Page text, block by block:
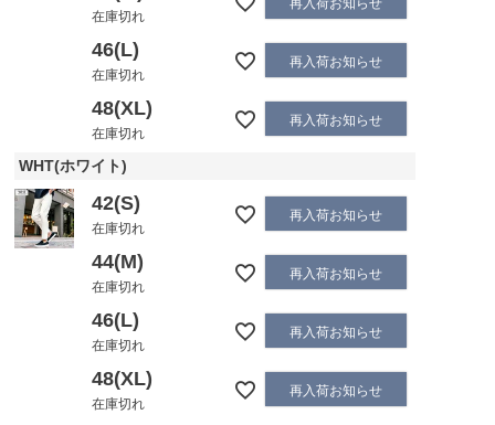
在庫切れ
再入荷お知らせ
46(L)
在庫切れ
再入荷お知らせ
48(XL)
在庫切れ
再入荷お知らせ
WHT(ホワイト)
42(S)
在庫切れ
再入荷お知らせ
44(M)
在庫切れ
再入荷お知らせ
46(L)
在庫切れ
再入荷お知らせ
48(XL)
在庫切れ
再入荷お知らせ